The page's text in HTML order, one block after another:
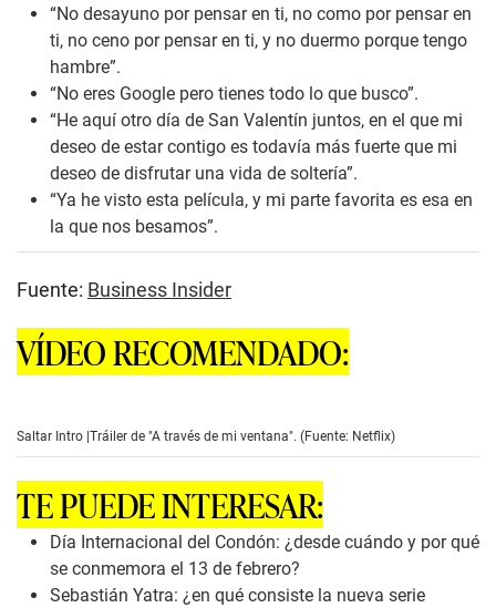
“No desayuno por pensar en ti, no como por pensar en
ti, no ceno por pensar en ti, y no duermo porque tengo
hambre”.
“No eres Google pero tienes todo lo que busco”.
“He aquí otro día de San Valentín juntos, en el que mi
deseo de estar contigo es todavía más fuerte que mi
deseo de disfrutar una vida de soltería”.
“Ya he visto esta película, y mi parte favorita es esa en
la que nos besamos”.
Fuente: Business Insider
VÍDEO RECOMENDADO:
Saltar Intro |Tráiler de "A través de mi ventana". (Fuente: Netflix)
TE PUEDE INTERESAR:
Día Internacional del Condón: ¿desde cuándo y por qué
se conmemora el 13 de febrero?
Sebastián Yatra: ¿en qué consiste la nueva serie